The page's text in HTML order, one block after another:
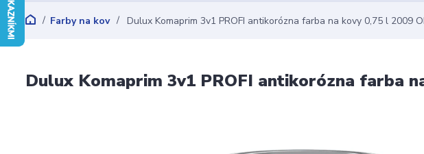
Farby na kov Dulux Komaprim 3v1 PROFI antikorózna farba na kovy 0,75 l 2009
Dulux Komaprim 3v1 PROFI antikorózna farba